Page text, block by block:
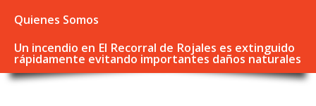
Quienes Somos
Un incendio en El Recorral de Rojales es extinguido
rápidamente evitando importantes daños naturales